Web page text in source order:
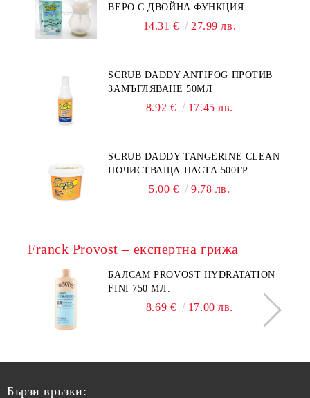
ВЕРО С ДВОЙНА ФУНКЦИЯ
14.31 € 27.99 лв.
SCRUB DADDY ANTIFOG ПРОТИВ
ЗАМЪГЛЯВАНЕ 50МЛ
8.92 € 17.45 лв.
SCRUB DADDY TANGERINE CLEAN
ПОЧИСТВАЩА ПАСТА 500ГР
5.00 € 9.78 лв.
Franck Provost – експертна грижа
БАЛСАМ PROVOST HYDRATATION
FINI 750 МЛ.
8.69 € 17.00 лв.
Бързи връзки: